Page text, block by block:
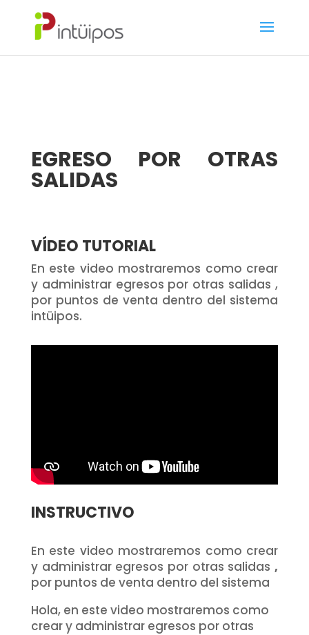
EGRESO POR OTRAS
SALIDAS
VÍDEO TUTORIAL
En este video mostraremos como crear
y administrar egresos por otras salidas ,
por puntos de venta dentro del sistema
intüipos.
INSTRUCTIVO
En este video mostraremos como crear
y administrar egresos por otras salidas ,
por puntos de venta dentro del sistema
Hola, en este video mostraremos como
crear y administrar egresos por otras